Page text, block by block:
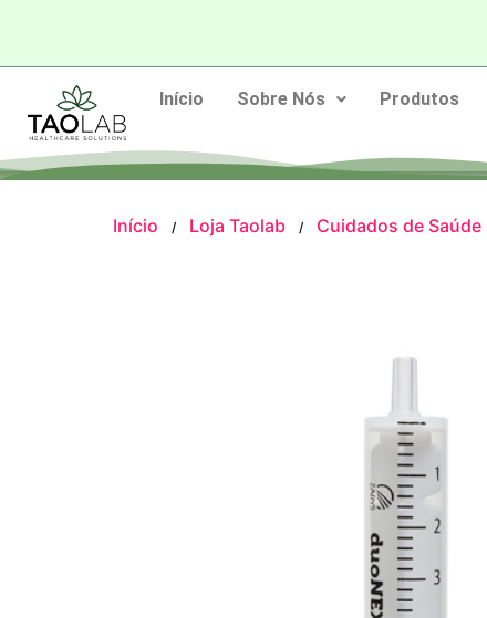
Início Sobre Nós Produtos
Início / Loja Taolab / Cuidados de Saúde